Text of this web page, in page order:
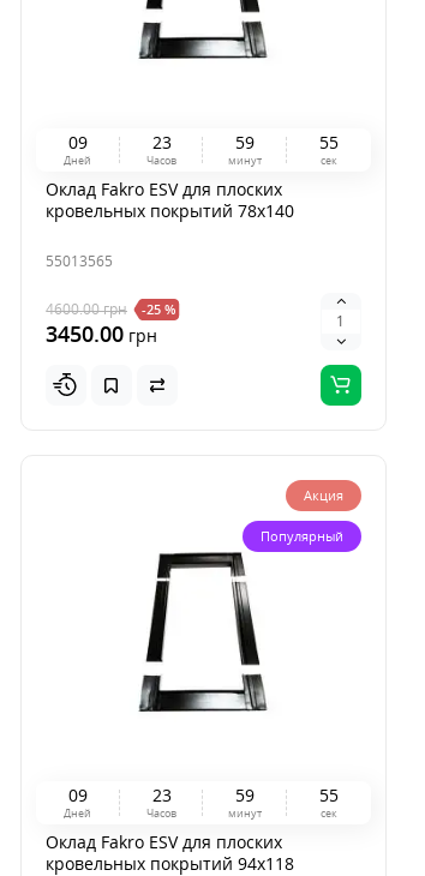
09
Дней
23
Часов
59
минут
54
сек
Оклад Fakro ESV для плоских
кровельных покрытий 78x140
55013565
4600.00грн -25 %
3450.00грн
Акция
Популярный
09
Дней
23
Часов
59
минут
54
сек
Оклад Fakro ESV для плоских
кровельных покрытий 94x118